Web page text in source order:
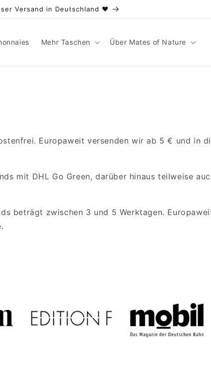
Versand in Deutschland ♥
Mehr Taschen Über Mates of Nature
Europaweit versenden wir ab 5 € und in
mit DHL Go Green, darüber hinaus teilweise
beträgt zwischen 3 und 5 Werktagen.